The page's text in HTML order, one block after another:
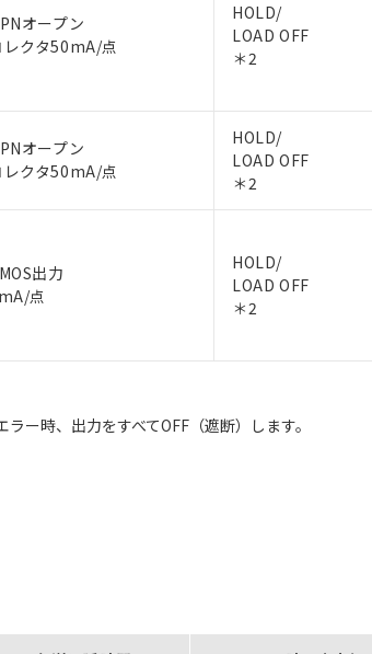
オープン
レクタ50mA/点
HOLD/
LOAD OFF
＊2
オープン
レクタ50mA/点
HOLD/
LOAD OFF
＊2
出力
点
HOLD/
LOAD OFF
＊2
ー時、出力をすべてOFF（遮断）します。